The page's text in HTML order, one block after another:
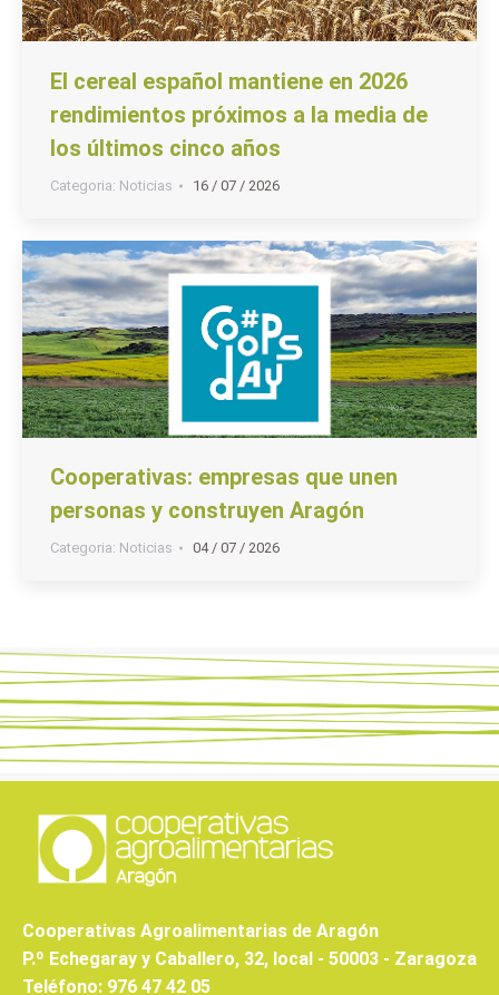
El cereal español mantiene en 2026
rendimientos próximos a la media de
los últimos cinco años
Categoria: Noticias 16 / 07 / 2026
Cooperativas: empresas que unen
personas y construyen Aragón
Categoria: Noticias 04 / 07 / 2026
Cooperativas Agroalimentarias de Aragón
P.º Echegaray y Caballero, 32, local - 50003 - Zaragoza
Teléfono: 976 47 42 05